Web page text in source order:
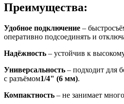
Преимущества:
Удобное подключение –
оперативно подсоединять и
Надёжность – устойчив к
Универсальность – подходит для
с разъёмом1/4" (6 мм).
Компактность – не занимает